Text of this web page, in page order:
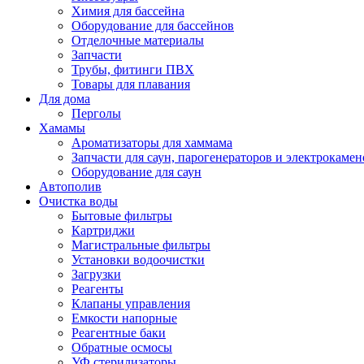
Химия для бассейна
Оборудование для бассейнов
Отделочные материалы
Запчасти
Трубы, фитинги ПВХ
Товары для плавания
Для дома
Перголы
Хамамы
Ароматизаторы для хаммама
Запчасти для саун, парогенераторов и
Оборудование для саун
Автополив
Очистка воды
Бытовые фильтры
Картриджи
Магистральные фильтры
Установки водоочистки
Загрузки
Реагенты
Клапаны управления
Емкости напорные
Реагентные баки
Обратные осмосы